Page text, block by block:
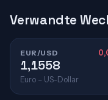
Verwandte
EUR/USD
1,1558
Euro – US-Dollar